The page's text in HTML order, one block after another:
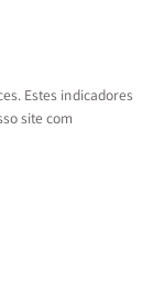
Estes indicadores
site com